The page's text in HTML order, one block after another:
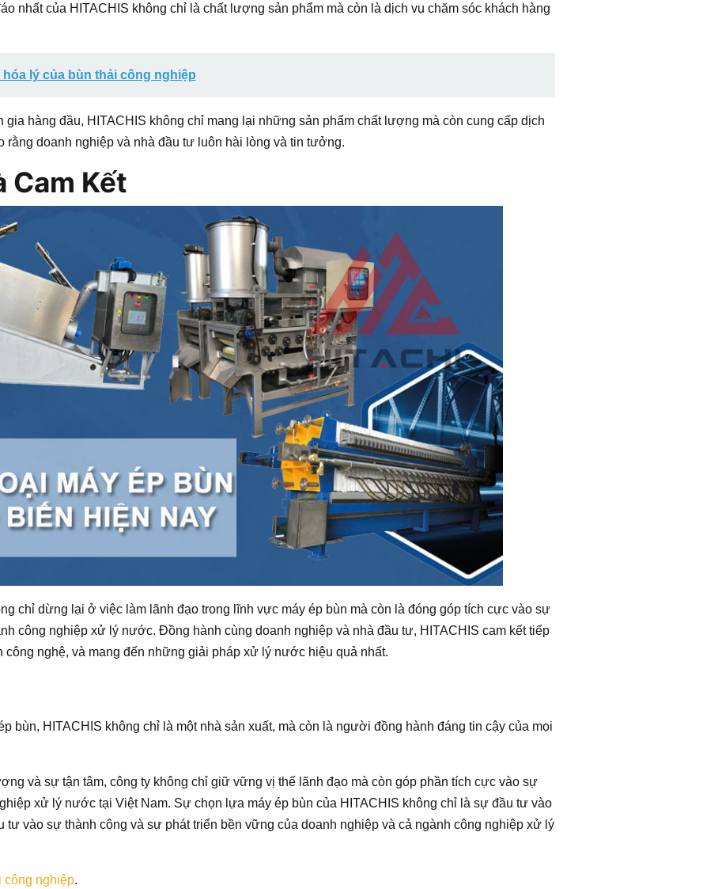
nhất của HITACHIS không chỉ là chất lượng sản phẩm mà còn là dịch vụ chăm sóc khách hàng
lý của bùn thải công nghiệp
hàng đầu, HITACHIS không chỉ mang lại những sản phẩm chất lượng mà còn cung cấp dịch
rằng doanh nghiệp và nhà đầu tư luôn hài lòng và tin tưởng.
Cam Kết
chỉ dừng lại ở việc làm lãnh đạo trong lĩnh vực máy ép bùn mà còn là đóng góp tích cực vào sự
công nghiệp xử lý nước. Đồng hành cùng doanh nghiệp và nhà đầu tư, HITACHIS cam kết tiếp
công nghệ, và mang đến những giải pháp xử lý nước hiệu quả nhất.
bùn, HITACHIS không chỉ là một nhà sản xuất, mà còn là người đồng hành đáng tin cậy của mọi
và sự tận tâm, công ty không chỉ giữ vững vị thế lãnh đạo mà còn góp phần tích cực vào sự
xử lý nước tại Việt Nam. Sự chọn lựa máy ép bùn của HITACHIS không chỉ là sự đầu tư vào
tư vào sự thành công và sự phát triển bền vững của doanh nghiệp và cả ngành công nghiệp xử lý
công nghiệp.